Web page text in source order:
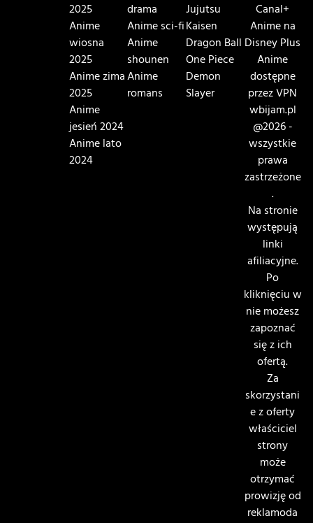
2025
Anime
wiosna
2025
Anime zima
2025
Anime
jesień 2024
Anime lato
2024
drama
Anime sci-fi
Anime
shounen
Anime
romans
Jujutsu
Kaisen
Dragon Ball
One Piece
Demon
Slayer
Canal+
Anime na
Disney Plus
Anime
dostępne
przez VPN
wbijam.pl
@2026 -
wszystkie
prawa
zastrzeżone
.
Na stronie
występują
linki
afiliacyjne.
Po
kliknięciu w
nie możesz
zapoznać
się z ich
ofertą.
Za
skorzystani
e z oferty
właściciel
strony
może
otrzymać
prowizję od
reklamoda